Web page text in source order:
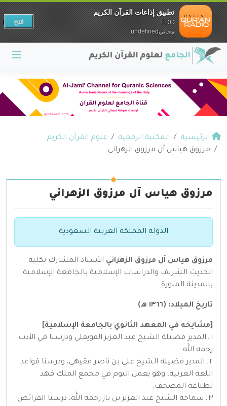
الرئيسية المكتبة الرقمية
علوم القرآن الكريم
مرزوق هياس آل مرزوق الزهراني
مرزوق هياس آل مرزوق الزهراني
الدولة المملكة العربية السعودية
مرزوق هياس آل مرزوق الزهراني الأستاذ المشارك بكلية
الحديث الشريف والدراسات الإسلامية بالجامعة الإسلامية
بالمدينة المنورة
تاريخ الميلاد: (١٣٦٦ هـ) .
[مشايخه في المعهد الثانوي بالجامعة الإسلامية]
١ ـ المدير فضيلة الشيخ عبد العزيز القويفلي ودرسنا في الأدب
رحمه الله.
٢ ـ المدير فضيلة الشيخ علي بن ناصر فقيهي، ودرسنا قواعد
اللغة العربية، وهو يعمل اليوم في مجمع الملك فهد
لطباعة المصحف.
٣ ـ سماحة الشيخ عبد العزيز بن باز رحمه الله، درسنا الفرائض
تطبيق إذاعات القرآن الكريم
EDC
مجانيundefined
فتح